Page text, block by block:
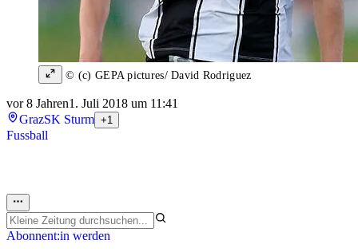
© (c) GEPA pictures/ David Rodriguez
vor 8 Jahren1. Juli 2018 um 11:41
GrazSK Sturm +1
Fussball
Abonnent:in werden